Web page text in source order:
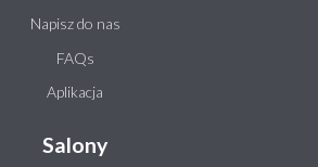
Napisz do nas
FAQs
Aplikacja
Salony